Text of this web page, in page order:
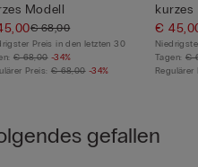
Modell
€ 68,00
Preis in den letzten 30
€ 68,00 -34%
Preis: € 68,00 -34%
kurzes
€
Tagen: €
gefallen